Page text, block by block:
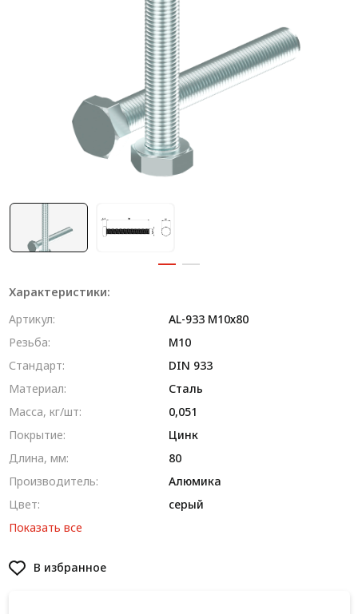
Алюминиевые промышленные ограждения
Алюминиевая промышленная мебель
Крейты и кассеты Subrack systems
Профиль строительного назначения
Радиаторный алюминиевый профиль NEW!
Лист алюминиевый
Метрический крепеж
Конструкции из профиля
Услуги дополнительной обработки профиля
Характеристики:
Артикул:
AL-933 M10х80
Резьба:
М10
Стандарт:
DIN 933
Материал:
Сталь
Масса, кг/шт:
0,051
Покрытие:
Цинк
Длина, мм:
80
Производитель:
Алюмика
Цвет:
серый
Показать все
В избранное